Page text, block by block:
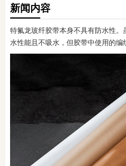
新闻内容
特氟龙玻纤胶带本身不具有防水性
水性能且不吸水，但胶带中使用的编